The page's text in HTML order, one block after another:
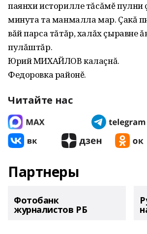
паянхи историлле тăсăмĕ пулни
минута та манмалла мар. Çакă
вăй парса тăтăр, халăх çыравне
пулăштăр.
Юрий МИХАЙЛОВ калаçнă.
Федоровка районĕ.
Читайте нас
Партнеры
Фотобанк
журналистов РБ